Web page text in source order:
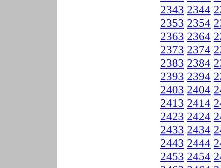
2343 2344
2353 2354
2363 2364
2373 2374
2383 2384
2393 2394
2403 2404
2413 2414
2423 2424
2433 2434
2443 2444
2453 2454